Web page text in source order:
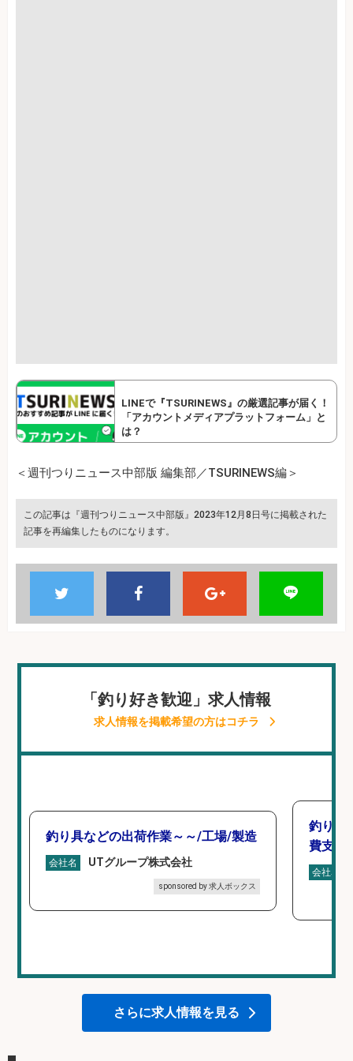
LINEで『TSURINEWS』の厳選記事が届く！
「アカウントメディアプラットフォーム」と
は？
＜週刊つりニュース中部版 編集部／TSURINEWS編＞
この記事は『週刊つりニュース中部版』2023年12月8日号に掲載された
記事を再編集したものになります。
「釣り好き歓迎」求人情報
求人情報を掲載希望の方はコチラ
釣り具などの出荷作業～～/工場/製造
会社名 UTグループ株式会社
sponsored by 求人ボックス
釣り具
費支給
会社名
さらに求人情報を見る